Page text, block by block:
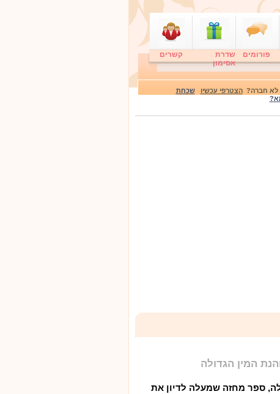
פורומים
שדרת
אסימון
קשרים
לא חברה?הצטרפי עכשיו
שכחת
המין הגדולה
ספר מחזה שמעלה לדיון את